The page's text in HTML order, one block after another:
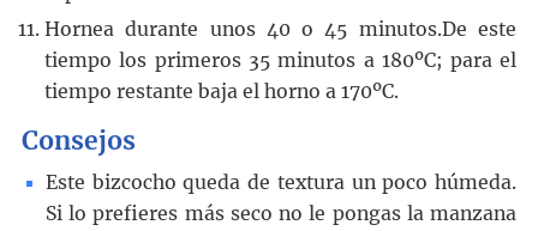
Hornea durante unos 40 o 45 minutos.De este
tiempo los primeros 35 minutos a 180ºC; para el
tiempo restante baja el horno a 170ºC.
Consejos
Este bizcocho queda de textura un poco húmeda.
Si lo prefieres más seco no le pongas la manzana